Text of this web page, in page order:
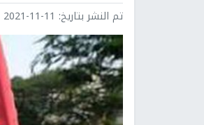
تم النشر بتاريخ: 2021-11-11 21:18